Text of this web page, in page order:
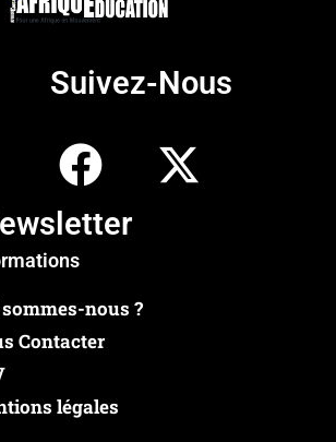
Suivez-Nous
nous ?
Contacter
légales